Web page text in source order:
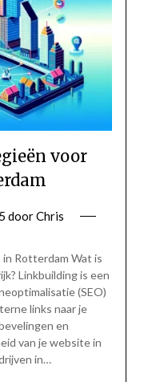
voor
doorChris
Rotterdam Wat is
Linkbuilding is een
(SEO)
links naar je
en
van je website in
in…